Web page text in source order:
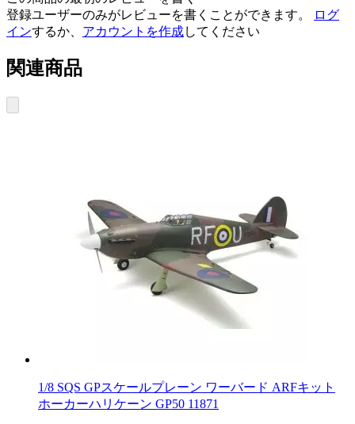
登録ユーザーのみがレビューを書くことができます。
ログ
インするか、 アカウントを作成してください
関連商品
1/8 SQS GPスケールプレーン ワーバード ARFキット
ホーカーハリケーン GP50 11871